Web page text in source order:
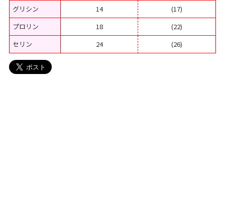
グリシン
14
(17)
プロリン
18
(22)
セリン
24 (26)